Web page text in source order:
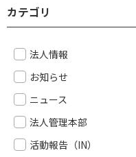
カテゴリ
法人情報
お知らせ
ニュース
法人管理本部
活動報告（IN）